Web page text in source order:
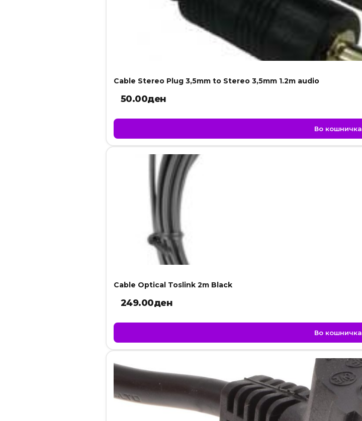
Cable Stereo Plug 3,5mm to Stereo 3,5mm 1.2m audio
50.00ден
Во кошничка
Cable Optical Toslink 2m Black
249.00ден
Во кошничка